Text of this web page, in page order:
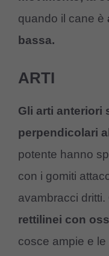
quando il cane è
bassa.
ARTI
Gli arti anteriori
perpendicolari
potente hanno
con i gomiti
avambracci dritti.
rettilinei con
cosce ampie e